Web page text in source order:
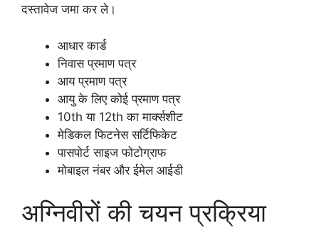
दस्तावेज जमा कर ले।
आधार कार्ड
निवास प्रमाण पत्र
आय प्रमाण पत्र
आयु के लिए कोई प्रमाण पत्र
10th या 12th का मार्क्सशीट
मेडिकल फिटनेस सर्टिफिकेट
पासपोर्ट साइज फोटोग्राफ
मोबाइल नंबर और ईमेल आईडी
अग्निवीरों की चयन प्रक्रिया